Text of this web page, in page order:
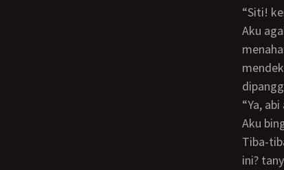
“Siti!
Aku agak takut. Nada suaranya begitu keras. Tetapi baru aku hendak bangkit, ummi
“Ya,
Aku
Tiba-tiba abi memeluk ummi dan mengerayanginya payudaranya di depanku. Ada apa
ini?